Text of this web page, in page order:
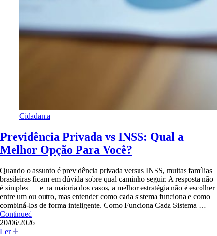
Cidadania
Previdência Privada vs INSS: Qual a
Melhor Opção Para Você?
Quando o assunto é previdência privada versus INSS, muitas famílias
brasileiras ficam em dúvida sobre qual caminho seguir. A resposta não
é simples — e na maioria dos casos, a melhor estratégia não é escolher
entre um ou outro, mas entender como cada sistema funciona e como
combiná-los de forma inteligente. Como Funciona Cada Sistema …
Continued
20/06/2026
Ler